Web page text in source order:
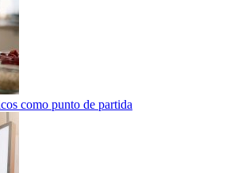
como punto de partida